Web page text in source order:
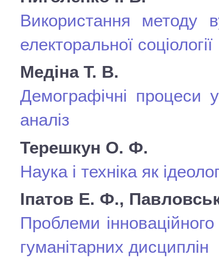
Використання методу
електоральної соціології
Медіна Т. В.
Демографічні процеси у
аналіз
Терешкун О. Ф.
Наука і техніка як
Iпатов Е. Ф.,
Проблеми
гуманітарних дисциплін